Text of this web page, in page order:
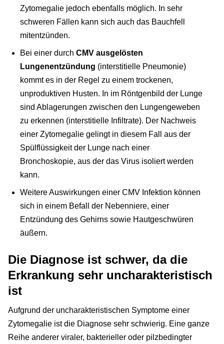
Zytomegalie jedoch ebenfalls möglich. In sehr
schweren Fällen kann sich auch das Bauchfell
mitentzünden.
Bei einer durch CMV ausgelösten
Lungenentzündung (interstitielle Pneumonie)
kommt es in der Regel zu einem trockenen,
unproduktiven Husten. In im Röntgenbild der Lunge
sind Ablagerungen zwischen den Lungengeweben
zu erkennen (interstitielle Infiltrate). Der Nachweis
einer Zytomegalie gelingt in diesem Fall aus der
Spülflüssigkeit der Lunge nach einer
Bronchoskopie, aus der das Virus isoliert werden
kann.
Weitere Auswirkungen einer CMV Infektion können
sich in einem Befall der Nebenniere, einer
Entzündung des Gehirns sowie Hautgeschwüren
äußern.
Die Diagnose ist schwer, da die
Erkrankung sehr uncharakteristisch
ist
Aufgrund der uncharakteristischen Symptome einer
Zytomegalie ist die Diagnose sehr schwierig. Eine ganze
Reihe anderer viraler, bakterieller oder pilzbedingter